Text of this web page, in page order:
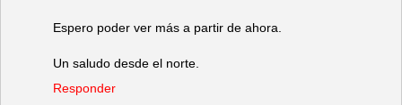
Espero poder ver más a partir de ahora.
Un saludo desde el norte.
Responder